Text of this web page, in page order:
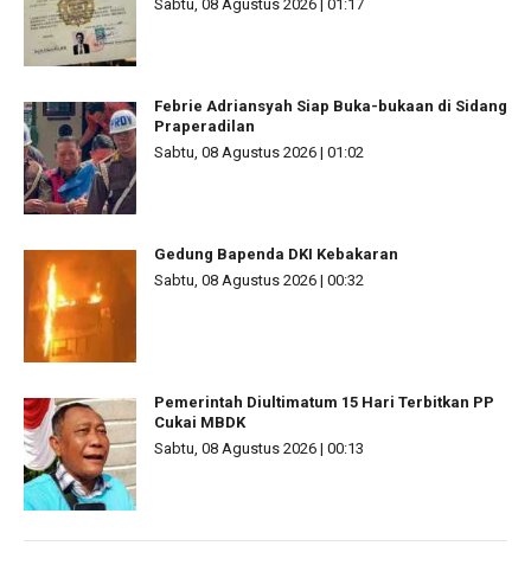
Sabtu, 08 Agustus 2026 | 01:17
Febrie Adriansyah Siap Buka-bukaan di Sidang
Praperadilan
Sabtu, 08 Agustus 2026 | 01:02
Gedung Bapenda DKI Kebakaran
Sabtu, 08 Agustus 2026 | 00:32
Pemerintah Diultimatum 15 Hari Terbitkan PP
Cukai MBDK
Sabtu, 08 Agustus 2026 | 00:13